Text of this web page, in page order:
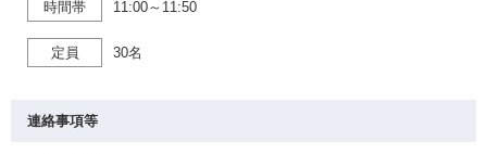
時間帯 11:00～11:50
定員 30名
連絡事項等